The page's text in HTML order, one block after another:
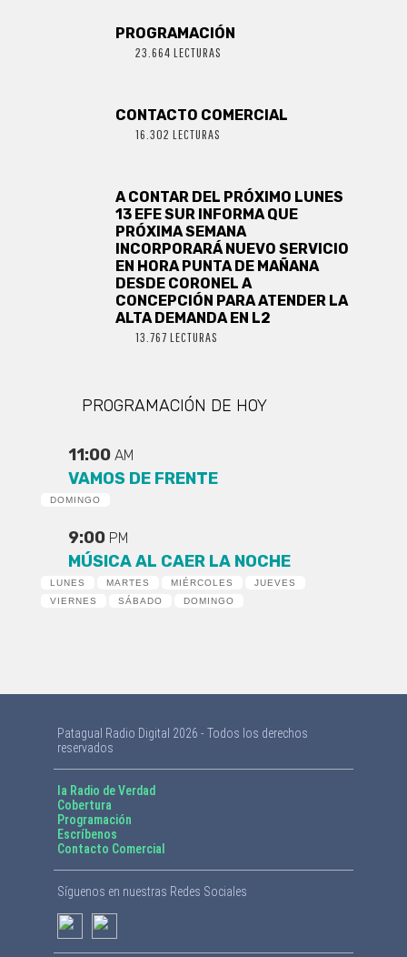
PROGRAMACIÓN
23.664 LECTURAS
CONTACTO COMERCIAL
16.302 LECTURAS
A CONTAR DEL PRÓXIMO LUNES
13 EFE SUR INFORMA QUE
PRÓXIMA SEMANA
INCORPORARÁ NUEVO SERVICIO
EN HORA PUNTA DE MAÑANA
DESDE CORONEL A
CONCEPCIÓN PARA ATENDER LA
ALTA DEMANDA EN L2
13.767 LECTURAS
PROGRAMACIÓN DE HOY
11:00 AM
VAMOS DE FRENTE
DOMINGO
9:00 PM
MÚSICA AL CAER LA NOCHE
LUNES MARTES MIÉRCOLES
JUEVES
VIERNES
SÁBADO DOMINGO
Patagual Radio Digital 2026 - Todos los derechos
reservados
la Radio de Verdad
Cobertura
Programación
Escríbenos
Contacto Comercial
Síguenos en nuestras Redes Sociales